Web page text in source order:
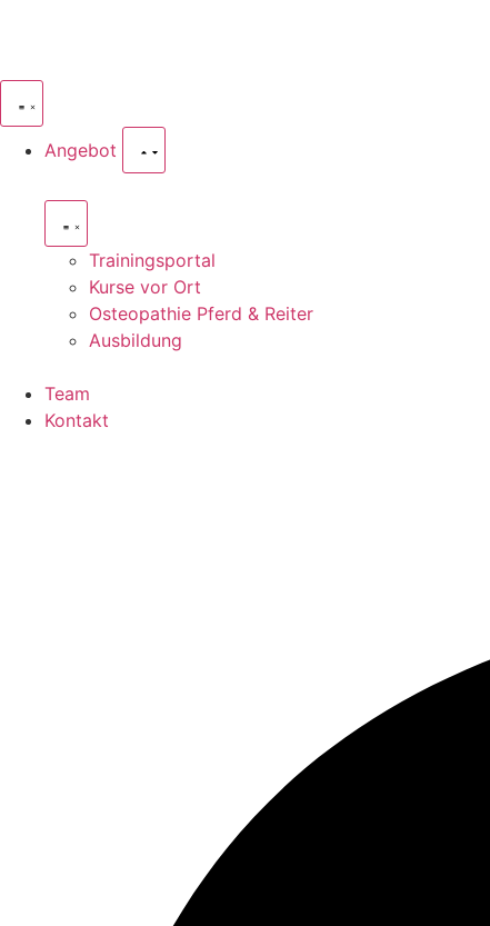
Angebot
Trainingsportal
Kurse vor Ort
Osteopathie Pferd & Reiter
Ausbildung
Team
Kontakt